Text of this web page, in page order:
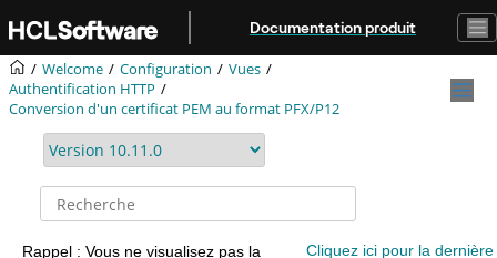
Aller au contenu principal
Documentation produit
Welcome Configuration
Vues
Authentification HTTP
Conversion d'un certificat PEM au format PFX/P12
Rappel : Vous ne visualisez pas la
Cliquez ici pour la dernière